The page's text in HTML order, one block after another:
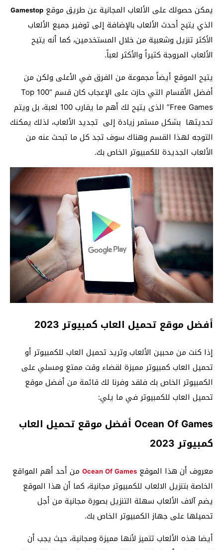
يمكن حصولك على الألعاب المجانية عن طريق موقع Gamestop
الذي يتيح أحدث الألعاب بالإضافة إلى توفير جميع الألعاب
الأكثر تنزيل وشعبية من خلال المستخدمين، كما أنه يتيح
الألعاب المروجة كثيراً والأكثر لعباً.
يتيح الموقع أيضاً مجموعة من الفرق في الأعلى ولكن من
أفضل الأقسام التي حازت على الإعجاب كان قسم “Top 100
Free Games” الذى يتيح لك أهم ما يقارب 100 لعبة، بل ويتم
تحديثها بشكل مستمر زيادة إلى تجديد الألعاب، لذلك يمكنك
التوجه لهذا القسم وهناك سوف تجد كل ما تبحث عنه من
الألعاب الجديدة للكمبيوتر الخاص بك.
أفضل موقع تحميل العاب كمبيوتر 2023
إذا كنت من محبين الألعاب وتريد تحميل العاب للكمبيوتر أو
تحميل العاب كمبيوتر مميزة لقضاء وقت ممتع ومسلي على
الكمبيوتر الخاص بك فلقد وفرنا لك قائمة من أفضل موقع
تحميل العاب للكمبيوتر في ما يلي:
Ocean Of Games أفضل موقع تحميل العاب
كمبيوتر 2023
معروف أن هذا الموقع Ocean Of Games من أحد أهم المواقع
الخاصة بتنزيل الالعاب للكمبيوتر مجانية، كما أن هذا الموقع
يضم آلاف الألعاب سهلة التنزيل بصورة مجانية من أجل
تحميلها على جهاز الكمبيوتر الخاص بك.
أيضا هذه الألعاب تتميز لأنها مميزة ومجانية، حيث يجب أن